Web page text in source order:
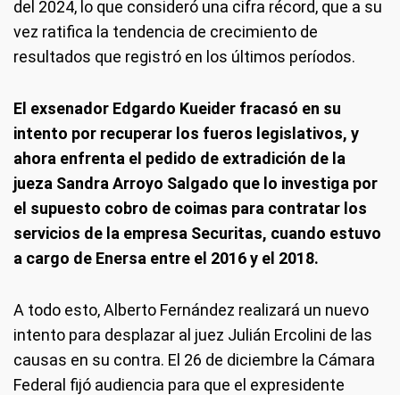
del 2024, lo que consideró una cifra récord, que a su
vez ratifica la tendencia de crecimiento de
resultados que registró en los últimos períodos.
El exsenador Edgardo Kueider fracasó en su
intento por recuperar los fueros legislativos, y
ahora enfrenta el pedido de extradición de la
jueza Sandra Arroyo Salgado que lo investiga por
el supuesto cobro de coimas para contratar los
servicios de la empresa Securitas, cuando estuvo
a cargo de Enersa entre el 2016 y el 2018.
A todo esto, Alberto Fernández realizará un nuevo
intento para desplazar al juez Julián Ercolini de las
causas en su contra. El 26 de diciembre la Cámara
Federal fijó audiencia para que el expresidente